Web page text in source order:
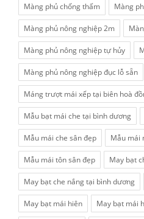
Màng phủ chống thấm Màng
Màng phủ nông nghiệp 2m
Màng phủ nông nghiệp tự hủy
Màng phủ nông nghiệp đục lỗ sẵn
Máng trượt mái xếp tại biên hoà
Mẫu bạt mái che tại bình dương
Mẫu mái che sân đẹp Mẫu mái
Mẫu mái tôn sân đẹp May bạt
May bạt che nắng tại bình dương
May bạt mái hiên May bạt mái